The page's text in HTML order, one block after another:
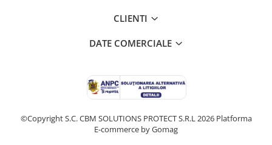
CLIENTI
DATE COMERCIALE
©Copyright S.C. CBM SOLUTIONS PROTECT S.R.L 2026 Platforma
E-commerce by Gomag